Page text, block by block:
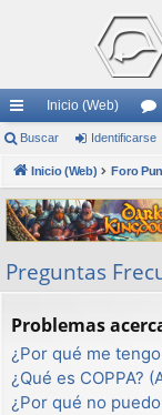
nl
ac
es
rá
pi
Inicio (Web)
or
os
Buscar Identificarse
Inicio (Web)
Preguntas
Problemas
¿Por qué me
¿Qué es COPPA?
¿Por qué no